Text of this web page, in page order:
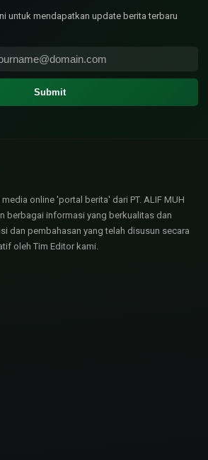
untuk mendapatkan update berita terbaru
online 'portal berita' dari PT. ALIF MUH
berbagai informasi yang berkualitas dan
dan pembahasan yang telah disusun secara
oleh Tim Editor kami.